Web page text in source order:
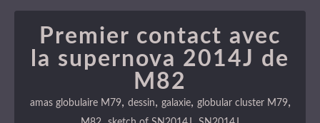
Premier contact avec
la supernova 2014J de
M82
amas globulaire M79, dessin, galaxie, globular cluster M79,